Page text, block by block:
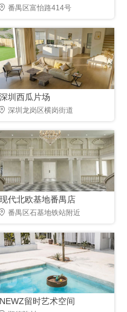
番禺区富怡路414号
深圳西瓜片场
深圳龙岗区横岗街道
现代北欧基地番禺店
番禺区石基地铁站附近
NEWZ留时艺术空间